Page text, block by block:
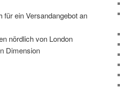
für ein Versandangebot an
nördlich von London
Dimension